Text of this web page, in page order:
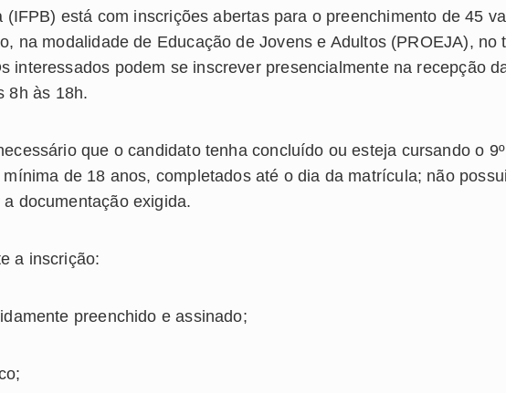
está com inscrições abertas para o preenchimento de 45
na modalidade de Educação de Jovens e Adultos (PROEJA), no
s interessados podem se inscreverpresencialmente na recepção
8h às 18h.
que o candidato tenha concluído ou esteja cursando o
de 18 anos, completados até o dia da matrícula; não
documentação exigida.
a inscrição:
preenchido e assinado;